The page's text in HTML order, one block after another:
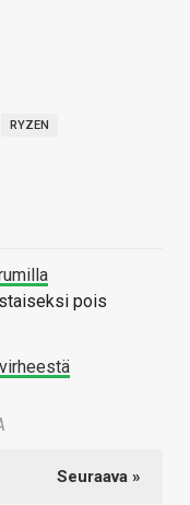
RYZEN
pois
Seuraava »